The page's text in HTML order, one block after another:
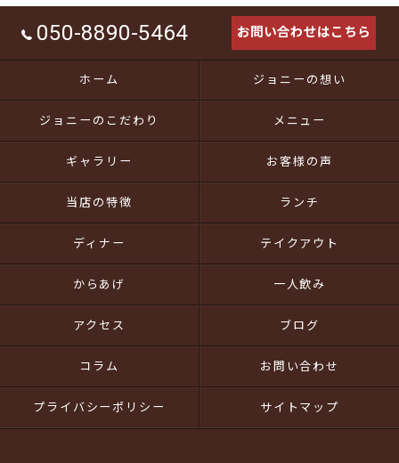
050-8890-5464 お問い合わせはこちら
ホーム ジョニーの想い
ジョニーのこだわり メニュー
ギャラリー お客様の声
当店の特徴 ランチ
ディナー テイクアウト
からあげ 一人飲み
アクセス ブログ
コラム お問い合わせ
プライバシーポリシー サイトマップ